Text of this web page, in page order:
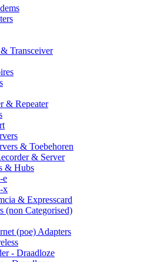
Transceiver
& Repeater
& Toebehoren
& Server
& Hubs
e
x
& Expresscard
(non Categorised)
(poe) Adapters
- Draadloze